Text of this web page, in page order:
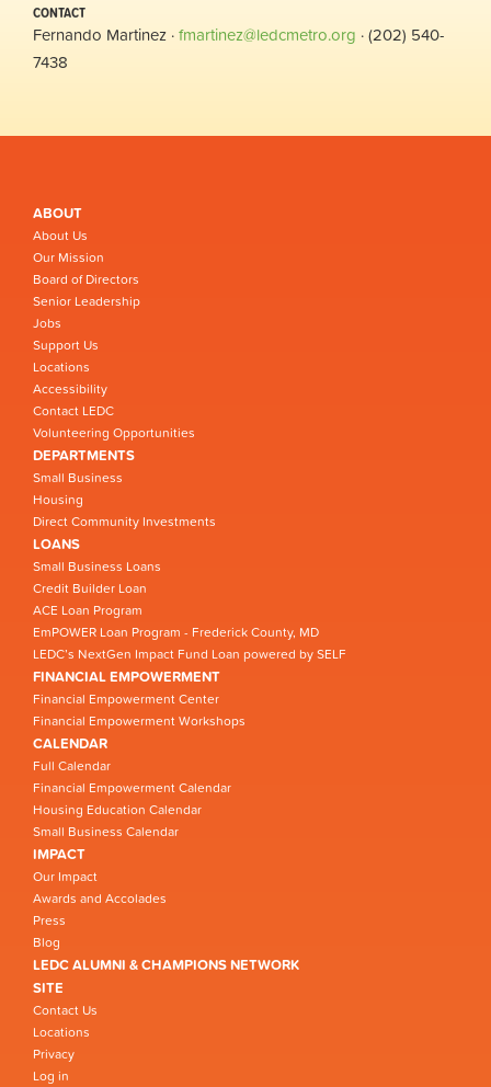
CONTACT
Fernando Martinez ·fmartinez@ledcmetro.org · (202) 540-
7438
ABOUT
About Us
Our Mission
Board of Directors
Senior Leadership
Jobs
Support Us
Locations
Accessibility
Contact LEDC
Volunteering Opportunities
DEPARTMENTS
Small Business
Housing
Direct Community Investments
LOANS
Small Business Loans
Credit Builder Loan
ACE Loan Program
EmPOWER Loan Program - Frederick County, MD
LEDC’s NextGen Impact Fund Loan powered by SELF
FINANCIAL EMPOWERMENT
Financial Empowerment Center
Financial Empowerment Workshops
CALENDAR
Full Calendar
Financial Empowerment Calendar
Housing Education Calendar
Small Business Calendar
IMPACT
Our Impact
Awards and Accolades
Press
Blog
LEDC ALUMNI & CHAMPIONS NETWORK
SITE
Contact Us
Locations
Privacy
Log in